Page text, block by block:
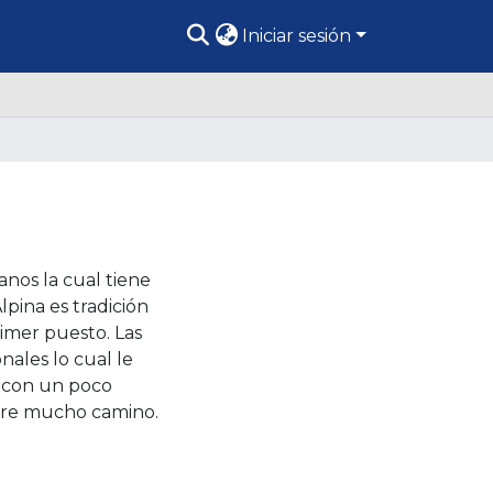
Iniciar sesión
la cual tiene
es tradición
puesto. Las
lo cual le
un poco
mucho camino.